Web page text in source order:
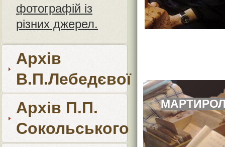
фотографій із
різних джерел.
Архів
В.П.Лебедєвої
Архів П.П.
Сокольського